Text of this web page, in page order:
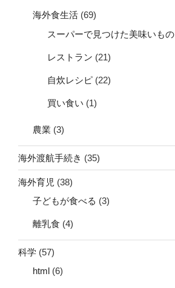
海外食生活 (69)
スーパーで見つけた美味いもの
レストラン (21)
自炊レシピ (22)
買い食い (1)
農業 (3)
海外渡航手続き (35)
海外育児 (38)
子どもが食べる (3)
離乳食 (4)
科学 (57)
html (6)